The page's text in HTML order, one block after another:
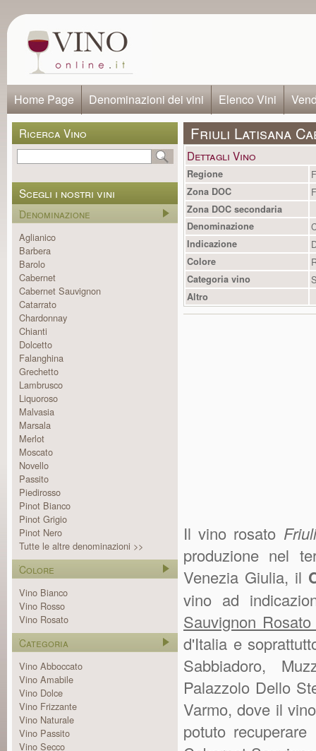
Home Page Denominazioni dei vini Elenco Vini
Ricerca Vino
Scegli i nostri vini
Denominazione
Aglianico
Barbera
Barolo
Cabernet
Cabernet Sauvignon
Catarrato
Chardonnay
Chianti
Dolcetto
Falanghina
Grechetto
Lambrusco
Liquoroso
Malvasia
Marsala
Merlot
Moscato
Novello
Passito
Piedirosso
Pinot Bianco
Pinot Grigio
Pinot Nero
Tutte le altre denominazioni >>
Colore
Vino Bianco
Vino Rosso
Vino Rosato
Categoria
Vino Abboccato
Vino Amabile
Vino Dolce
Vino Frizzante
Vino Naturale
Vino Passito
Vino Secco
Friuli Latisana
Dettagli Vino
Regione
Zona DOC
Zona DOC secondaria
Denominazione
Indicazione
Colore
Categoria vino
Altro
Il vino rosato
produzione nel
Venezia Giulia, il
vino ad
Sauvignon
d'Italia e
Sabbiadoro,
Palazzolo Dello
Varmo, dove il
potuto